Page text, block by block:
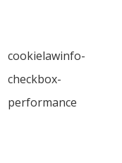
cookielawinfo-
checkbox-
performance